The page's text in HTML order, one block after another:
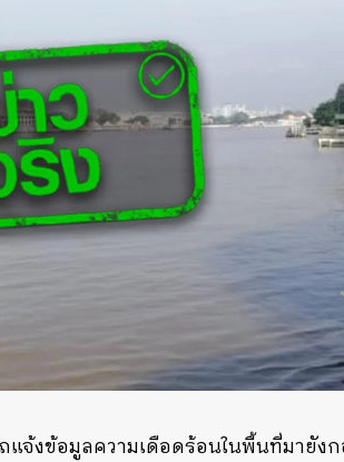
แจ้งข้อมูลความเดือดร้อนในพื้นที่มายัง